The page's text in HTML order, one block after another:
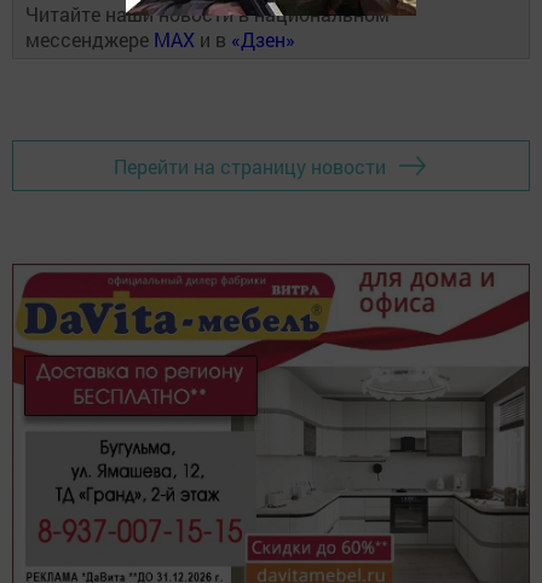
Читайте наши новости в национальном
мессенджере MAX и в «Дзен»
Перейти на страницу новости